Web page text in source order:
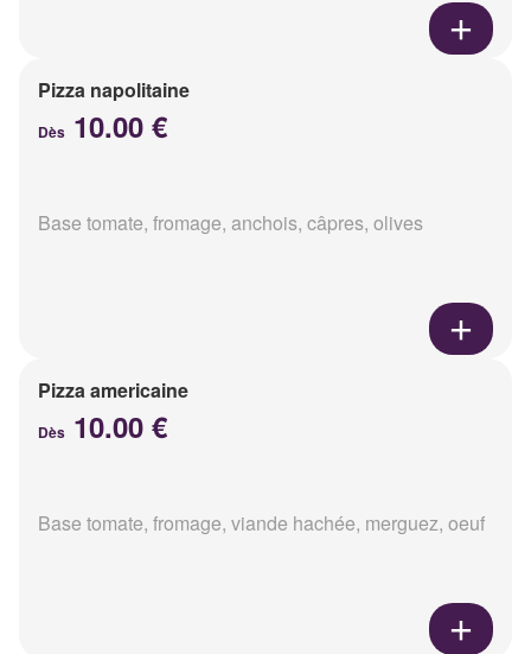
Pizza napolitaine
Dès 10.00 €
Base tomate, fromage, anchois, câpres, olives
Pizza americaine
Dès 10.00 €
Base tomate, fromage, viande hachée, merguez, oeuf